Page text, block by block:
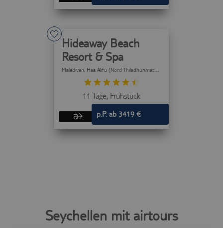
Hideaway Beach
Resort & Spa
Malediven, Haa Alifu (Nord Thiladhunmathee) Atoll
11 Tage, Frühstück
p.P. ab 3419 €
Seychellen mit airtours